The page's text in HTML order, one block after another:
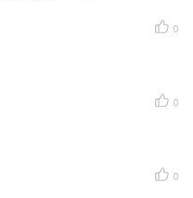
0
0
0